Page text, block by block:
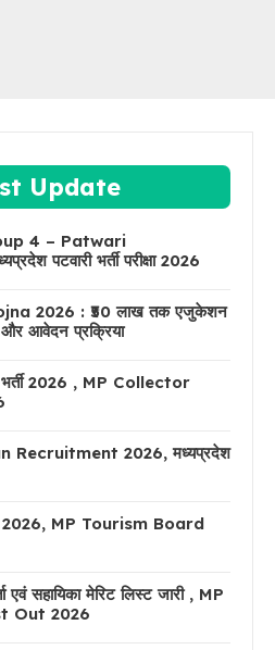
Update
4 – Patwari
पटवारी भर्ती परीक्षा 2026
2026 : ₹50 लाख तक एजुकेशन
और आवेदन प्रक्रिया
भर्ती 2026 , MP Collector
Recruitment 2026, मध्यप्रदेश
2026, MP Tourism Board
एवं सहायिका मेरिट लिस्ट जारी , MP
Out 2026